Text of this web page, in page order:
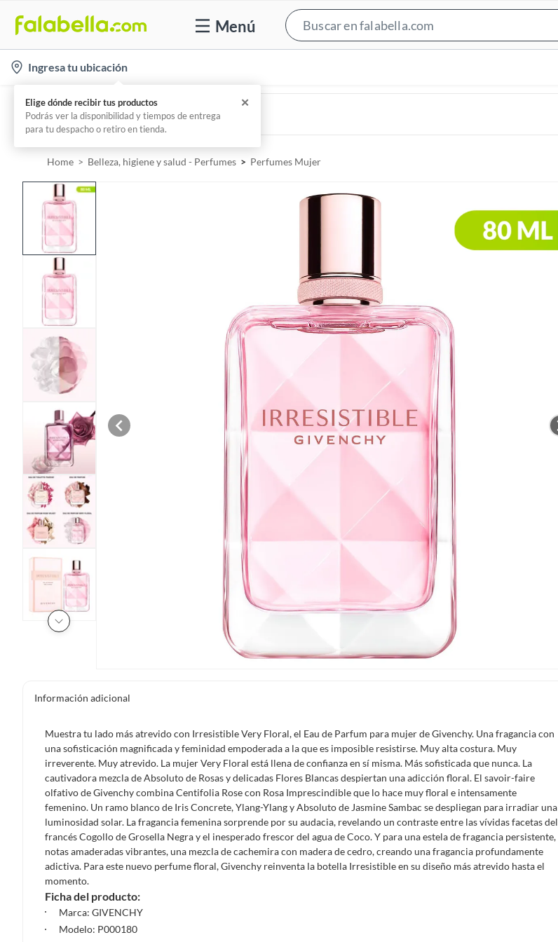
Menú
e
Ingresa tu ubicación
GIVENCHY
L'Interdit Rouge Eau De Parfum
Falabella
Home Belleza, higiene y salud - Perfumes Perfumes Mujer
Información adicional
Muestra tu lado más atrevido con Irresistible Very Floral, el Eau de Parfum para mujer de Givenchy. Una fragancia con
una sofisticación magnificada y feminidad empoderada a la que es imposible resistirse. Muy alta costura. Muy
irreverente. Muy atrevido. La mujer Very Floral está llena de confianza en sí misma. Más sofisticada que nunca. La
cautivadora mezcla de Absoluto de Rosas y delicadas Flores Blancas despiertan una adicción floral. El savoir-faire
olfativo de Givenchy combina Centifolia Rose con Rosa Imprescindible que lo hace muy floral e intensamente
femenino. Un ramo blanco de Iris Concrete, Ylang-Ylang y Absoluto de Jasmine Sambac se despliegan para irradiar una
luminosidad solar. La fragancia femenina sorprende por su audacia, revelando un contraste entre las vívidas facetas del
francés Cogollo de Grosella Negra y el inesperado frescor del agua de Coco. Y para una estela de fragancia persistente,
notas amaderadas vibrantes, una mezcla de cachemira con madera de cedro, creando una fragancia profundamente
adictiva. Para este nuevo perfume floral, Givenchy reinventa la botella Irresistible en su diseño más atrevido hasta el
momento.
Ficha del producto:
Marca: GIVENCHY
Modelo: P000180